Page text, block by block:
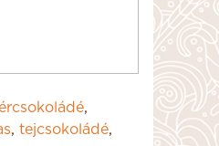
,
, tejcsokoládé,